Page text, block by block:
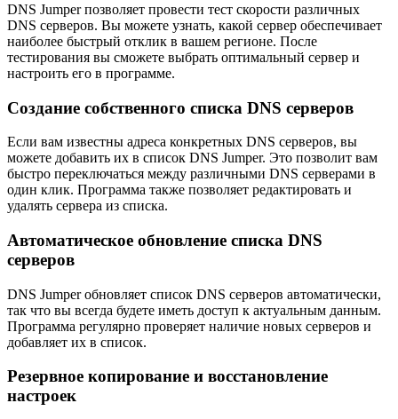
DNS Jumper позволяет провести тест скорости различных
DNS серверов. Вы можете узнать, какой сервер обеспечивает
наиболее быстрый отклик в вашем регионе. После
тестирования вы сможете выбрать оптимальный сервер и
настроить его в программе.
Создание собственного списка DNS серверов
Если вам известны адреса конкретных DNS серверов, вы
можете добавить их в список DNS Jumper. Это позволит вам
быстро переключаться между различными DNS серверами в
один клик. Программа также позволяет редактировать и
удалять сервера из списка.
Автоматическое обновление списка DNS
серверов
DNS Jumper обновляет список DNS серверов автоматически,
так что вы всегда будете иметь доступ к актуальным данным.
Программа регулярно проверяет наличие новых серверов и
добавляет их в список.
Резервное копирование и восстановление
настроек